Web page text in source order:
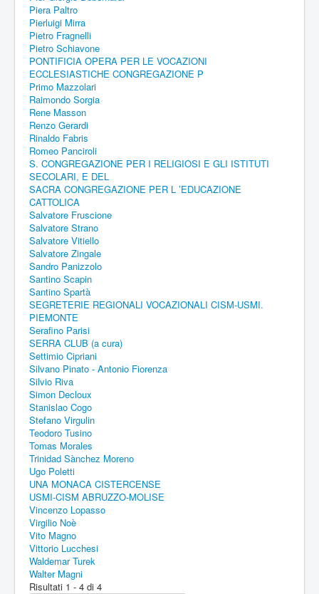
Piera Paltro
Pierluigi Mirra
Pietro Fragnelli
Pietro Schiavone
PONTIFICIA OPERA PER LE VOCAZIONI
ECCLESIASTICHE CONGREGAZIONE P
Primo Mazzolari
Raimondo Sorgia
Rene Masson
Renzo Gerardi
Rinaldo Fabris
Romeo Panciroli
S. CONGREGAZIONE PER I RELIGIOSI E GLI ISTITUTI
SECOLARI, E DEL
SACRA CONGREGAZIONE PER L ’EDUCAZIONE
CATTOLICA
Salvatore Fruscione
Salvatore Strano
Salvatore Vitiello
Salvatore Zingale
Sandro Panizzolo
Santino Scapin
Santino Spartà
SEGRETERIE REGIONALI VOCAZIONALI CISM-USMI.
PIEMONTE
Serafino Parisi
SERRA CLUB (a cura)
Settimio Cipriani
Silvano Pinato - Antonio Fiorenza
Silvio Riva
Simon Decloux
Stanislao Cogo
Stefano Virgulin
Teodoro Tusino
Tomas Morales
Trinidad Sànchez Moreno
Ugo Poletti
UNA MONACA CISTERCENSE
USMI-CISM ABRUZZO-MOLISE
Vincenzo Lopasso
Virgilio Noè
Vito Magno
Vittorio Lucchesi
Waldemar Turek
Walter Magni
Risultati 1 - 4 di 4